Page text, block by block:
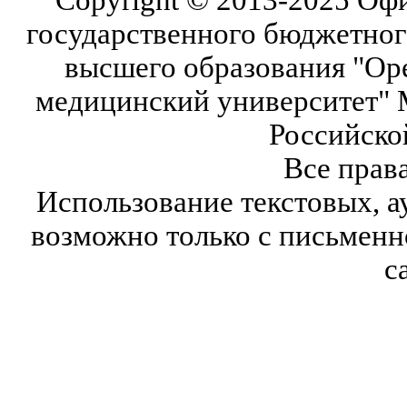
государственного
высшего образования
медицинский университет"
Все
Использование текстовых,
возможно только с